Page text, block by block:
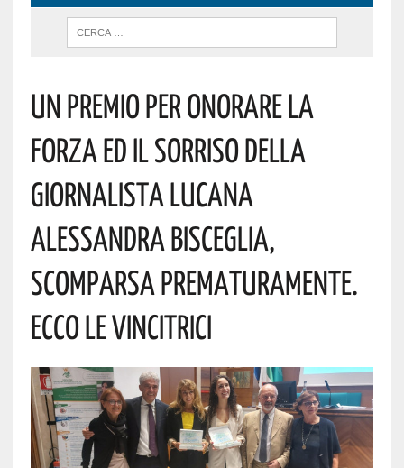
Un Premio Per Onorare La
Forza Ed Il Sorriso Della
Giornalista Lucana
Alessandra Bisceglia,
Scomparsa Prematuramente.
Ecco Le Vincitrici